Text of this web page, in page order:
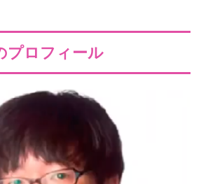
プロフィール